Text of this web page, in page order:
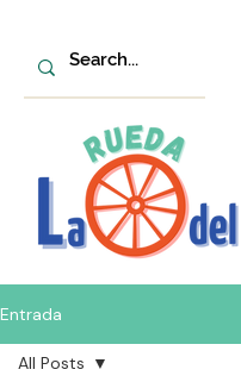
Entrada
All Posts